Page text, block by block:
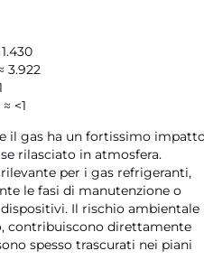
3.922
<1
il gas ha un fortissimo
rilasciato in atmosfera.
per i gas refrigeranti,
le fasi di manutenzione o
Il rischio ambientale
contribuiscono direttamente
spesso trascurati nei piani